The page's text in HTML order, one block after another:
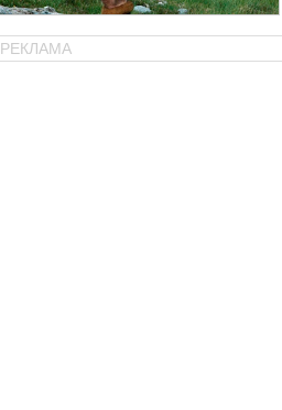
РЕКЛАМА